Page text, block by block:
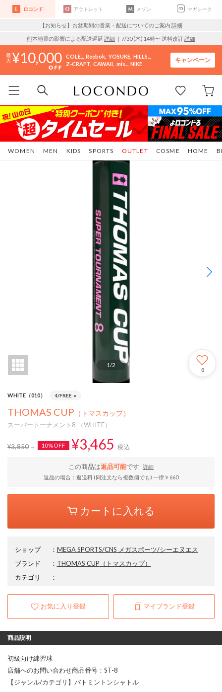
ロコンド アウトレット メゾン マガシーク
【お知らせ】お盆期間の営業・配送についてのご案内 詳細
熊本地震の影響による配送遅延 詳細 ｜7/30 (木) 14時〜 送料改訂詳細
10,000 COLE.. Reebok YOSUKE HILLS..
Z-CRAFT CAWAII mis.. NIKE
キャンペーン
WOMEN MEN KIDS SPORTS COSME HOME
OUTLET
1/2
0
WHITE（010） 4/FREE ○
THOMAS CUP （トマスカップ）
スーパートーナメント8 （WHITE）
¥3,850 10%OFF ¥3,465 税込
この商品は返品可能です
詳細
返品の場合：返送料 (同注文なら複数個でも) 一律￥660
カートに入れる
ショップ ： MEGA SPORTS/CNS メガスポーツ/シーエヌエス
ブランド
： THOMAS CUP （トマスカップ）
カテゴリ
：
お気に入り登録 マイブランド登録
商品説明
初級向け練習球
店舗へのお問い合わせ商品番号：ST-8
【ジャンル/カテゴリ】バトミントンシャトル